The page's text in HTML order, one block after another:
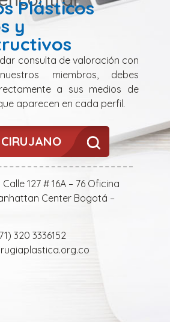
Plásticos
y
consulta de valoración con
miembros, debes
a sus medios de
aparecen en cada perfil.
Calle 127 # 16A – 76 Oficina
Center Bogotá –
320 3336152